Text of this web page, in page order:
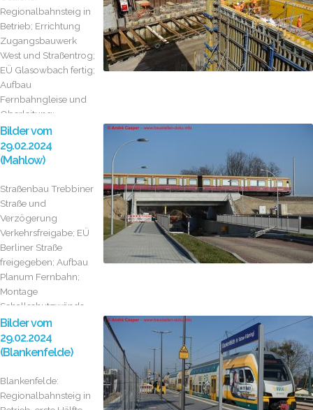
Regionalbahnsteig in
Betrieb; Errichtung
Zugangsbauwerk
West und Straßentrog;
EÜ Glasowbach fertig;
Aufbau
Fernbahngleise und
Oberleitung;
Herstellung Planum
Mahlower...
Bilder vom
29.02.2024
(Mahlow)
Straßenbau Trebbiner
Straße und
Verzögerung
Verkehrsfreigabe; EÜ
Berliner Straße
freigegeben; Aufbau
Planum Fernbahn;
Montage
Schallschutzwände
Bilder vom
29.02.2024
(Blankenfelde)
Blankenfelde:
Regionalbahnsteig in